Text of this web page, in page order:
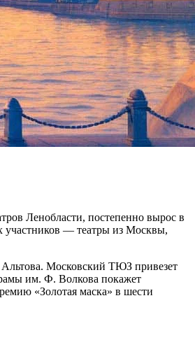
Ленобласти, постепенно вырос в
участников — театры из Москвы,
Альтова. Московский ТЮЗ привезет
им. Ф. Волкова покажет
«Золотая маска» в шести